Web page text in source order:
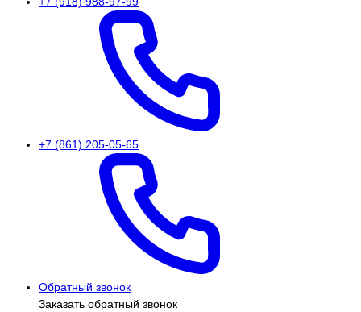
+7 (861) 205-05-65
Обратный звонок
Заказать обратный звонок